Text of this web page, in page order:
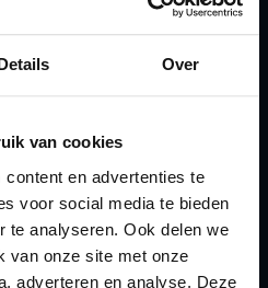
Over
van cookies
en advertenties te
voor social media te bieden
te analyseren. Ook delen we
van onze site met onze
adverteren en analyse. Deze
Stamrecht BV
O
ODV BV
BV
Onzakelijke lening
Stamrecht BV
Oprichten BV door
StamrechtBV.com